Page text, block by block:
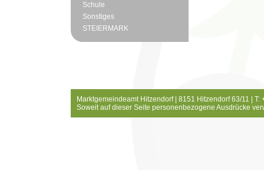
Schule
Sonstiges
STEIERMARK
Marktgemeindeamt Hitzendorf | 8151 Hitzendorf 63/11 |
Soweit auf dieser Seite personenbezogene Ausdrücke